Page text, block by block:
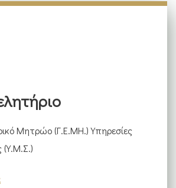
Μητρώο (Γ.Ε.ΜΗ.) Υπηρεσίες
(Υ.Μ.Σ.)